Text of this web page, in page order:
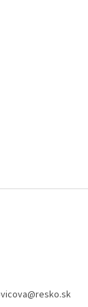
@resko.sk